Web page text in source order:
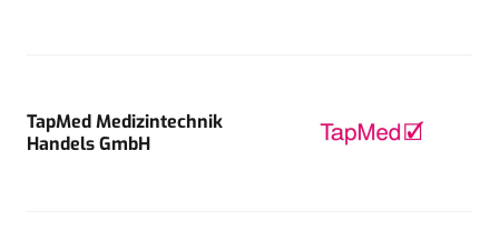
TapMed Medizintechnik
Handels GmbH